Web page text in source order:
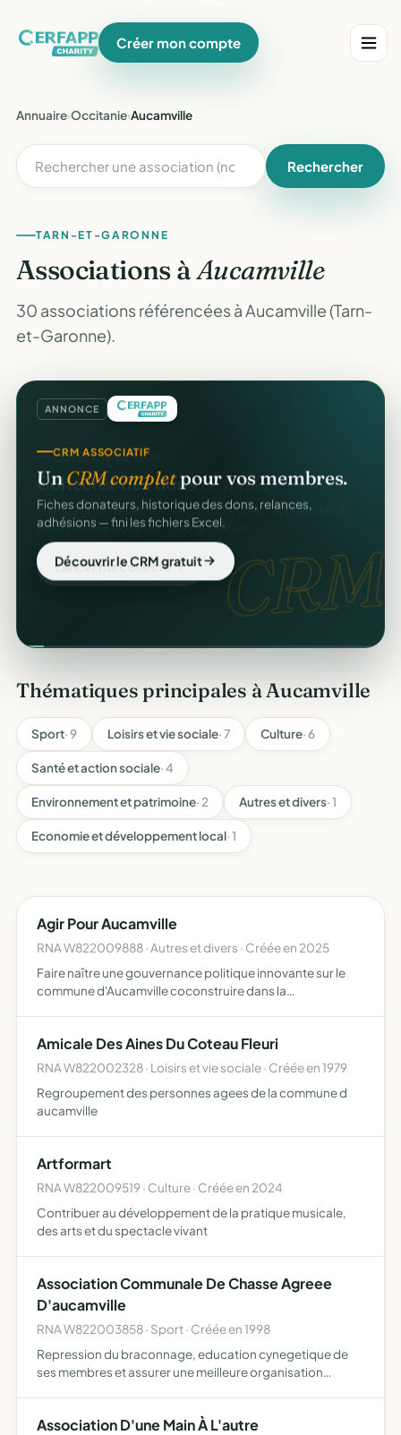
Créer mon compte
Annuaire›Occitanie›Aucamville
Rechercher
TARN-ET-GARONNE
Associations àAucamville
30 associations référencées à Aucamville (Tarn-
et-Garonne).
ANNONCE
CRM.
CRM ASSOCIATIF
Un CRM completpour vos membres.
Fiches donateurs, historique des dons, relances,
adhésions — fini les fichiers Excel.
Découvrir le CRM gratuit
Thématiques principales à Aucamville
Sport· 9 Loisirs et vie sociale· 7 Culture· 6
Santé et action sociale· 4
Environnement et patrimoine· 2 Autres et divers· 1
Economie et développement local· 1
Agir Pour Aucamville
RNA W822009888 · Autres et divers · Créée en 2025
Faire naître une gouvernance politique innovante sur le
commune d'Aucamville coconstruire dans la
rassembler tous …
Amicale Des Aines Du Coteau Fleuri
RNA W822002328 · Loisirs et vie sociale · Créée en 1979
Regroupement des personnes agees de la commune d
aucamville
Artformart
RNA W822009519 · Culture · Créée en 2024
Contribuer au développement de la pratique musicale,
des arts et du spectacle vivant
Association Communale De Chasse Agreee
D'aucamville
RNA W822003858 · Sport · Créée en 1998
Repression du braconnage, education cynegetique de
ses membres et assurer une meilleure organisation
Association D'une Main À L'autre